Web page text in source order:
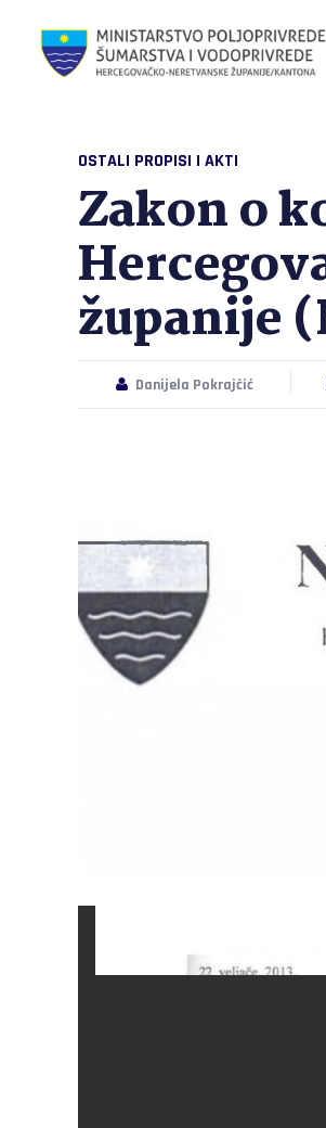
OSTALI PROPISI I AKTI
Zakon o
županije
Danijela Pokrajčić